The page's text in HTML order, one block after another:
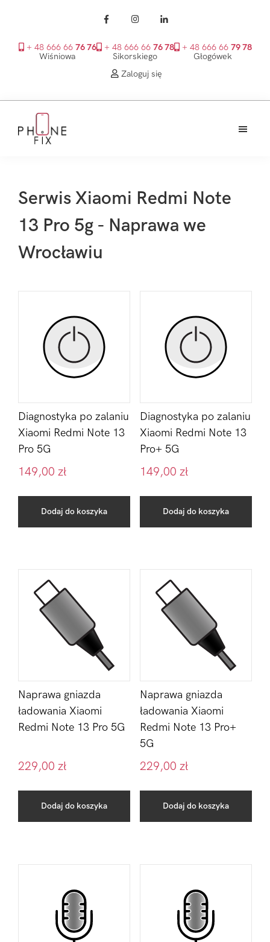
+ 48 666 66 76 76
Wiśniowa
+ 48 666 66 76 78
Sikorskiego
+ 48 666 66 79 78
Głogówek
Zaloguj się
głównego
Serwis Xiaomi Redmi Note
13 Pro 5g - Naprawa we
Wrocławiu
Diagnostyka po zalaniu
Xiaomi Redmi Note 13
Pro 5G
149,00 zł
Dodaj do koszyka
Diagnostyka po zalaniu
Xiaomi Redmi Note 13
Pro+ 5G
149,00 zł
Dodaj do koszyka
Naprawa gniazda
ładowania Xiaomi
Redmi Note 13 Pro 5G
229,00 zł
Dodaj do koszyka
Naprawa gniazda
ładowania Xiaomi
Redmi Note 13 Pro+
5G
229,00 zł
Dodaj do koszyka